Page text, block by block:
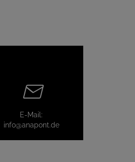
E-Mail:
info@anapont.de